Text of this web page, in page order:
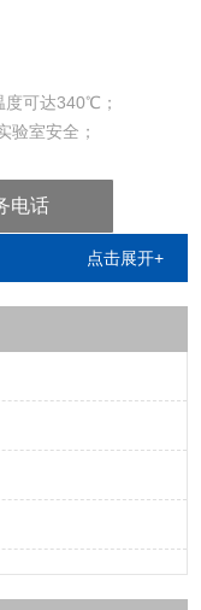
度可达340℃；
验室安全；
拌器，陶瓷涂层盘面
电话
点击展开+